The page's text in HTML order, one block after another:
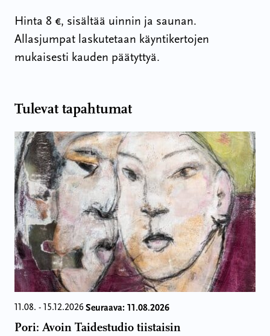
Hinta 8 €, sisältää uinnin ja saunan.
Allasjumpat laskutetaan käyntikertojen
mukaisesti kauden päätyttyä.
Tulevat tapahtumat
11.08. - 15.12.2026Seuraava: 11.08.2026
Pori: Avoin Taidestudio tiistaisin